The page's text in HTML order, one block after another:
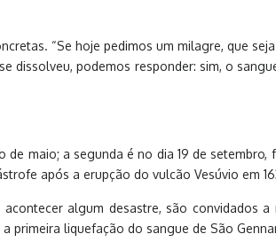
“Se hoje pedimos um milagre, que
podemos responder: sim, o
maio; a segunda é no dia 19 de setembro,
após a erupção do vulcão Vesúvio em
algum desastre, são convidados
liquefação do sangue de São